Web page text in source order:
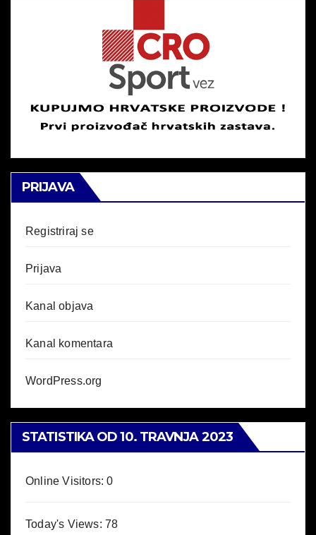
PRIJAVA
Registriraj se
Prijava
Kanal objava
Kanal komentara
WordPress.org
STATISTIKA OD 10. TRAVNJA 2023
Online Visitors:0
Today's Views: 78